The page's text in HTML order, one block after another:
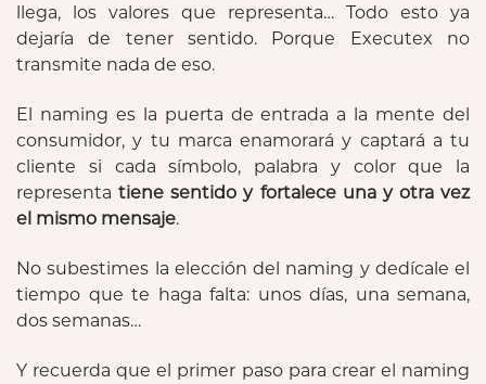
llega, los valores que representa… Todo esto ya
dejaría de tener sentido. Porque Executex no
transmite nada de eso.
El naming es la puerta de entrada a la mente del
consumidor, y tu marca enamorará y captará a tu
cliente si cada símbolo, palabra y color que la
representatiene sentido y fortalece una y otra vez
el mismo mensaje.
No subestimes la elección del naming y dedícale el
tiempo que te haga falta: unos días, una semana,
dos semanas…
Y recuerda que el primer paso para crear el naming